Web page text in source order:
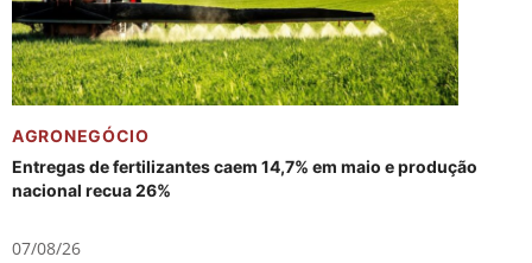
AGRONEGÓCIO
Entregas de fertilizantes caem 14,7% em maio e produção
nacional recua 26%
07/08/26